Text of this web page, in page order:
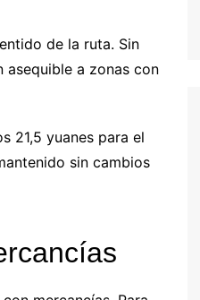
de la ruta. Sin
a zonas con
21,5 yuanes para el
sin cambios